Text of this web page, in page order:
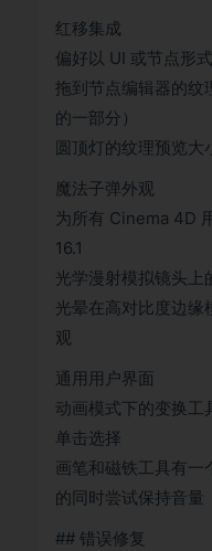
红移集成
偏好以 UI 或节点形
拖到节点编辑器的
的一部分）
圆顶灯的纹理预览大
魔法子弹外观
为所有 Cinema 4D
16.1
光学漫射模拟镜头上
光晕在高对比度边缘
观
通用用户界面
动画模式下的变换
单击选择
画笔和磁铁工具有一
的同时尝试保持音量
## 错误修复